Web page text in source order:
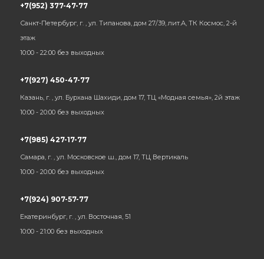
+7(952) 377-47-77
Санкт-Петербург, г. , ул. Типанова, дом 27/39, лит.А, ТК Космос, 2-й
этаж
10:00 - 22:00 без выходных
+7(927) 450-47-77
Казань, г. , ул. Бурхана Шахиди, дом 17, ТЦ «Модная семья», 2й этаж
10:00 - 20:00 без выходных
+7(985) 427-17-77
Самара, г. , ул. Московское ш., дом 17, ТЦ Вертикаль
10:00 - 20:00 без выходных
+7(924) 907-57-77
Екатеринбург, г. , ул. Восточная, 51
10:00 - 21:00 без выходных